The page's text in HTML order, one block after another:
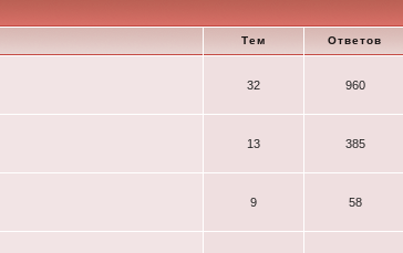
Тем Ответов
32 960
13 385
9 58